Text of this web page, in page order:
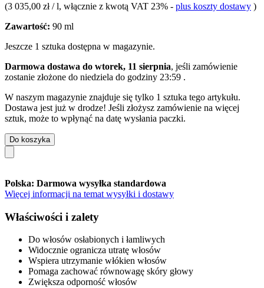
(3 035,00 zł / l, włącznie z kwotą VAT 23% - plus koszty dostawy )
Zawartość: 90 ml
Jeszcze 1 sztuka dostępna w magazynie.
Darmowa dostawa do wtorek, 11 sierpnia, jeśli zamówienie
zostanie złożone do niedziela do godziny 23:59 .
W naszym magazynie znajduje się tylko 1 sztuka tego artykułu.
Dostawa jest już w drodze! Jeśli złożysz zamówienie na więcej
sztuk, może to wpłynąć na datę wysłania paczki.
Do koszyka
Polska: Darmowa wysyłka standardowa
Więcej informacji na temat wysyłki i dostawy
Właściwości i zalety
Do włosów osłabionych i łamliwych
Widocznie ogranicza utratę włosów
Wspiera utrzymanie włókien włosów
Pomaga zachować równowagę skóry głowy
Zwiększa odporność włosów